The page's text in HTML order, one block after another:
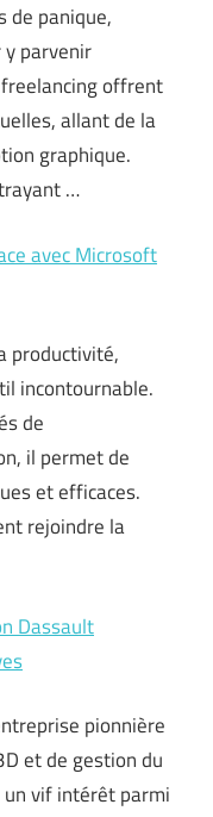
de panique,
parvenir
offrent
allant de la
graphique.
…
avec Microsoft
productivité,
incontournable.
de
il permet de
et efficaces.
rejoindre la
Dassault
pionnière
et de gestion du
un vif intérêt parmi